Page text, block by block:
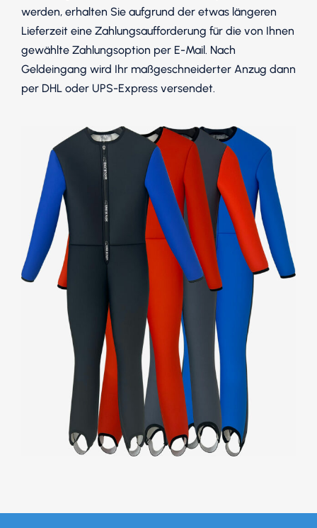
werden, erhalten Sie aufgrund der etwas längeren
Lieferzeit eine Zahlungsaufforderung für die von Ihnen
gewählte Zahlungsoption per E-Mail. Nach
Geldeingang wird Ihr maßgeschneiderter Anzug dann
per DHL oder UPS-Express versendet.